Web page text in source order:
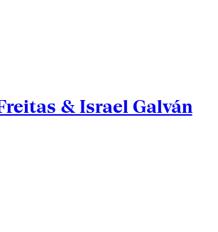
& Israel Galván